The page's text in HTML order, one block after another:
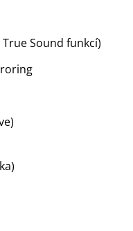
Sound funkcí)